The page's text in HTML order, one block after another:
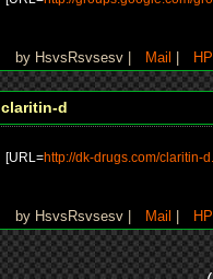
by HsvsRsvsesv | Mail HP
claritin-d
[URL=http://dk-drugs.com/claritin-
by HsvsRsvsesv | Mail HP